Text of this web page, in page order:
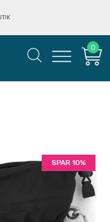
0
SPAR 10%